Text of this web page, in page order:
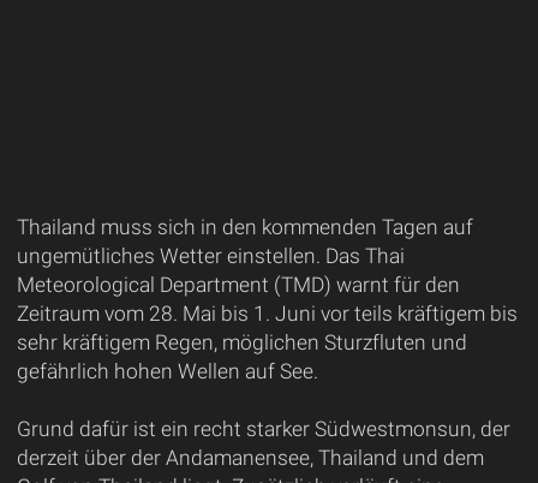
Thailand muss sich in den kommenden Tagen auf
ungemütliches Wetter einstellen. Das Thai
Meteorological Department (TMD) warnt für den
Zeitraum vom 28. Mai bis 1. Juni vor teils kräftigem bis
sehr kräftigem Regen, möglichen Sturzfluten und
gefährlich hohen Wellen auf See.
Grund dafür ist ein recht starker Südwestmonsun, der
derzeit über der Andamanensee, Thailand und dem